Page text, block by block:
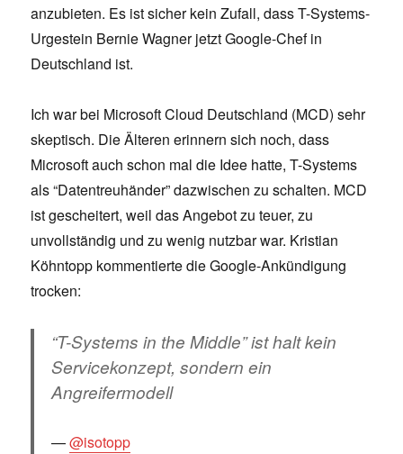
anzubieten. Es ist sicher kein Zufall, dass T-Systems-
Urgestein Bernie Wagner jetzt Google-Chef in
Deutschland ist.
Ich war bei Microsoft Cloud Deutschland (MCD) sehr
skeptisch. Die Älteren erinnern sich noch, dass
Microsoft auch schon mal die Idee hatte, T-Systems
als “Datentreuhänder” dazwischen zu schalten. MCD
ist gescheitert, weil das Angebot zu teuer, zu
unvollständig und zu wenig nutzbar war. Kristian
Köhntopp kommentierte die Google-Ankündigung
trocken:
“T-Systems in the Middle” ist halt kein
Servicekonzept, sondern ein
Angreifermodell
@isotopp